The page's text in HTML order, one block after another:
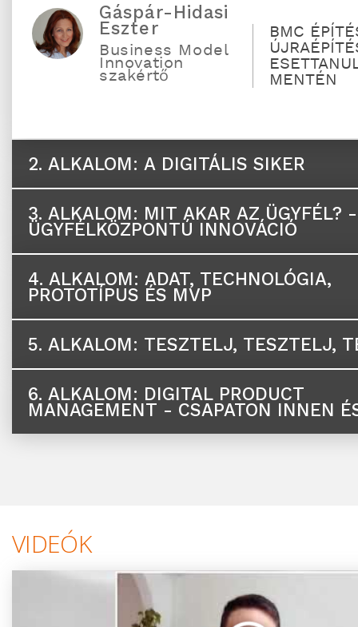
Gáspár-Hidasi
Eszter
Business Model
Innovation
szakértő
BMC
MENTÉN
2. ALKALOM: A DIGITÁLIS SIKER
3. ALKALOM: MIT AKAR AZ ÜGYFÉL? -
ÜGYFÉLKÖZPONTÚ INNOVÁCIÓ
4. ALKALOM: ADAT, TECHNOLÓGIA,
PROTOTÍPUS ÉS MVP
5. ALKALOM: TESZTELJ, TESZTELJ,
6. ALKALOM: DIGITAL PRODUCT
MANAGEMENT - CSAPATON INNEN
VIDEÓK